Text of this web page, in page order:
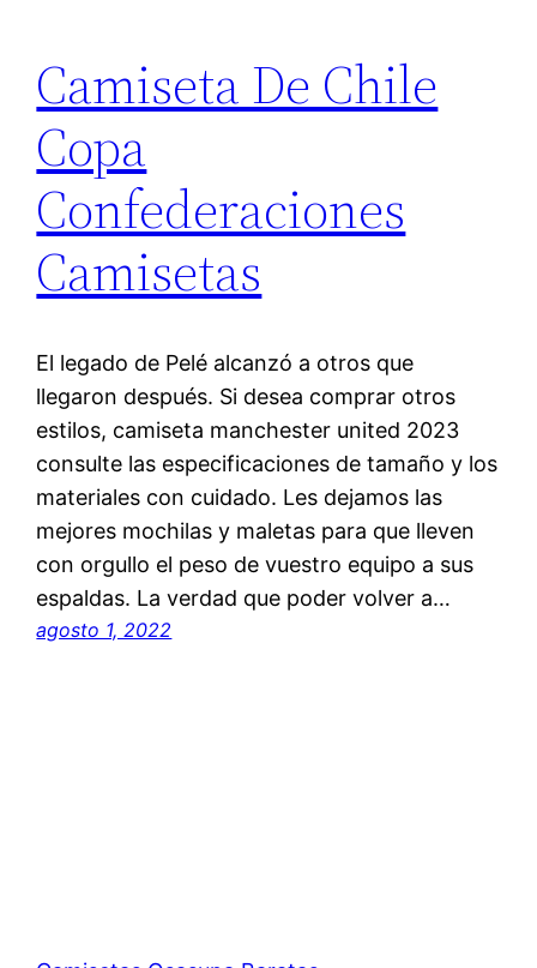
Camiseta De Chile
Copa
Confederaciones
Camisetas
El legado de Pelé alcanzó a otros que
llegaron después. Si desea comprar otros
estilos, camiseta manchester united 2023
consulte las especificaciones de tamaño y los
materiales con cuidado. Les dejamos las
mejores mochilas y maletas para que lleven
con orgullo el peso de vuestro equipo a sus
espaldas. La verdad que poder volver a…
agosto 1, 2022